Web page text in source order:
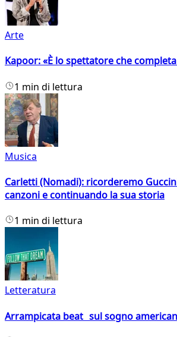
Arte
Kapoor: «È lo spettatore che completa
1 min di lettura
Musica
Carletti (Nomadi): ricorderemo
canzoni e continuando la sua storia
1 min di lettura
Letteratura
Arrampicata beat sul sogno